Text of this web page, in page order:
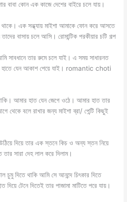
কোন এক কাজে দেশের বাইরে চলে যায়।
থাকে। এক সন্ধ্যায় মাইশা আমাকে ফোন করে আসতে
বাসায় চলে আসি। রোমান্টিক পরকীয়ার চটি গল্প
সাবধানে তার রুমে চলে যাই। এ সময় সাধারনত
হাতে যেন আকাশ পেয়ে যাই। romantic choti
আমার হাত যেন জেগে ওঠে। আমার হাত তার
থেকে বলে রাখার জন্য মাইশা ব্রা/ পেন্টি কিছুই
দিয়ে তার এক স্তনে কিচ ও অন্য স্তন নিয়ে
সারা দেহ লাল করে দিলাম।
চুমু দিতে থাকি আমি সে আনন্দে চিৎকার দিতে
টেনে দিতেই তার পাজামা মাটিতে পরে যায়।